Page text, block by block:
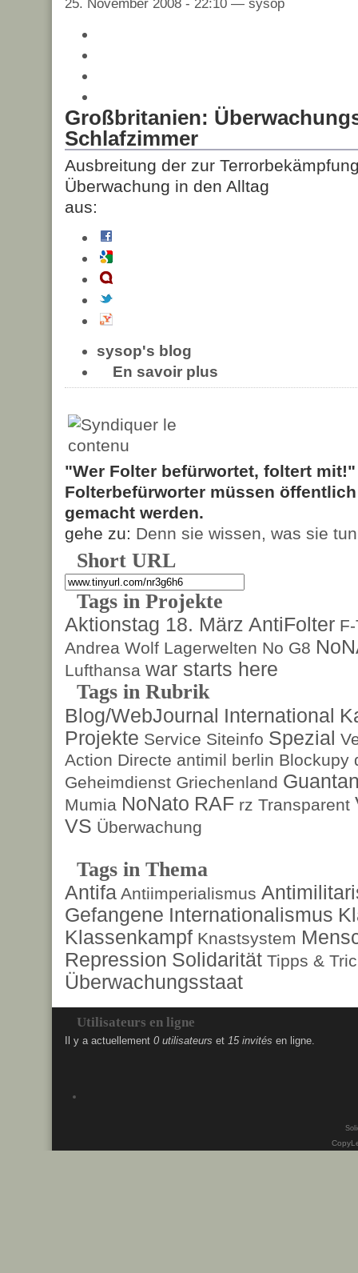
25. November 2008 - 22:10 — sysop
Großbritanien:
Schlafzimmer
Ausbreitung der zur
Überwachung in den Alltag
aus:
sysop's blog
En savoir plus
"Wer Folter befürwortet, foltert
Folterbefürworter müssen
gemacht werden.
gehe zu: Denn sie wissen, was sie tun
Short URL
Tags in Projekte
Aktionstag 18. März AntiFolter
Andrea Wolf Lagerwelten No G8
Lufthansa war starts here
Tags in Rubrik
Blog/WebJournal International
Projekte Service Siteinfo Spezial
Action Directe antimil berlin Blockupy
Geheimdienst Griechenland
Mumia NoNato RAF rz Transparent
VS Überwachung
Tags in Thema
Antifa Antiimperialismus
Gefangene Internationalismus
Klassenkampf Knastsystem
Repression Solidarität Tipps &
Überwachungsstaat
Utilisateurs en ligne
Il y a actuellement 0 utilisateurs et 15 invités en ligne.